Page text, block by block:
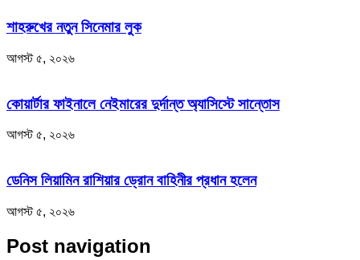
শাহরুখের নতুন সিনেমার লুক
আগস্ট ৫, ২০২৬
কোয়ার্টার ফাইনালে নেইমারের দুর্দান্ত অ্যাসিস্টে সান্তোস
আগস্ট ৫, ২০২৬
ডেনিস লিয়ামিন রাশিয়ার ড্রোন বাহিনীর প্রধান হলেন
আগস্ট ৫, ২০২৬
Post navigation